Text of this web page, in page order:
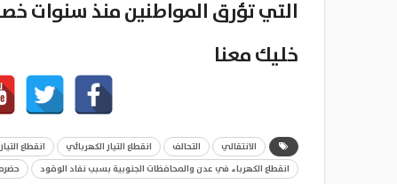
التي تؤرق المواطنين منذ سنوات
خليك معنا
الانتقالي التحالف انقطاع التيار الكهربائي
انقطاع
انقطاع الكهرباء في عدن والمحافظات الجنوبية بسبب نفاد الوقود